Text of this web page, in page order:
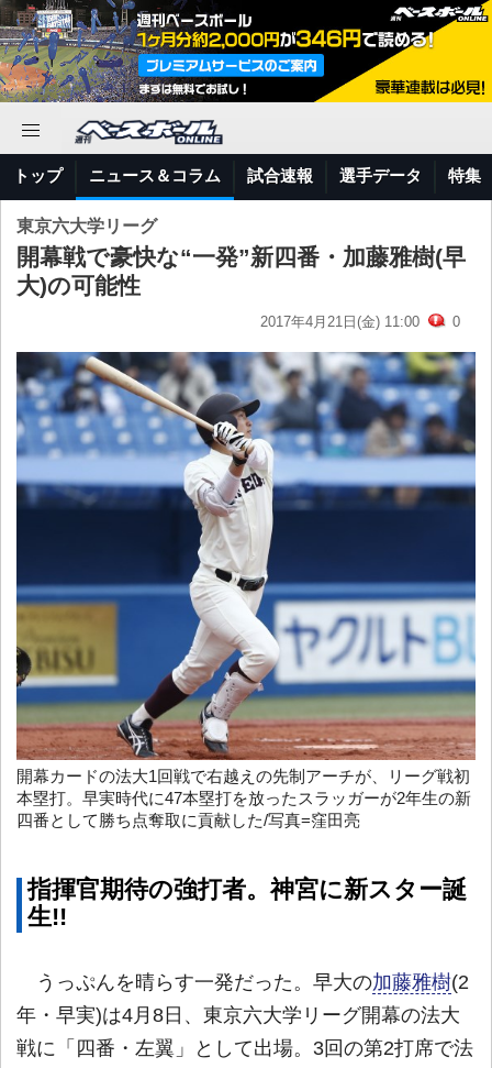
トップ ニュース＆コラム 試合速報 選手データ 特集
東京六大学リーグ
開幕戦で豪快な“一発”新四番・加藤雅樹(早
大)の可能性
2017年4月21日(金) 11:00 0
開幕カードの法大1回戦で右越えの先制アーチが、リーグ戦初
本塁打。早実時代に47本塁打を放ったスラッガーが2年生の新
四番として勝ち点奪取に貢献した/写真=窪田亮
指揮官期待の強打者。神宮に新スター誕
生!!
うっぷんを晴らす一発だった。早大の加藤雅樹(2
年・早実)は4月8日、東京六大学リーグ開幕の法大
戦に「四番・左翼」として出場。3回の第2打席で法